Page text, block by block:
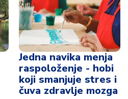
Jedna navika menja
raspoloženje - hobi
koji smanjuje stres i
čuva zdravlje mozga